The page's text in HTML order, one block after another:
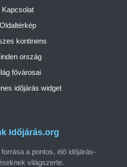
Időjárás.org
a pontos, élő időjárás-
világszerte.
Kapcsolat
Oldaltérkép
kontinens
ország
fővárosai
időjárás widget